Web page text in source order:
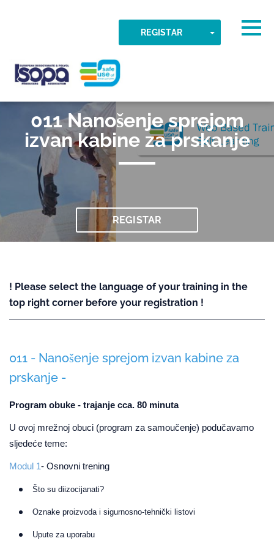
REGISTAR TOGGLE
ISOPA-AISBL
011 Nanošenje sprejom
izvan kabine za prskanje
REGISTAR
! Please select the language of your training in the
top right corner before your registration !
011 - Nanošenje sprejom izvan kabine za
prskanje -
Program obuke - trajanje cca. 80 minuta
U ovoj mrežnoj obuci (program za samoučenje) podučavamo
sljedeće teme:
Modul 1 - Osnovni trening
Što su diizocijanati?
Oznake proizvoda i sigurnosno-tehnički listovi
Upute za uporabu